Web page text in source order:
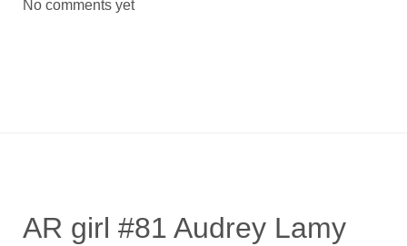
No comments yet
AR girl #81 Audrey Lamy